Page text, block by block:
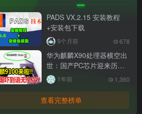
PADS VX.2.15 安装教程
+安装包下载
9个月前 678
华为麒麟X90处理器横空出
世：国产PC芯片迎来历史
性突破
1年前 1,360
查看完整榜单